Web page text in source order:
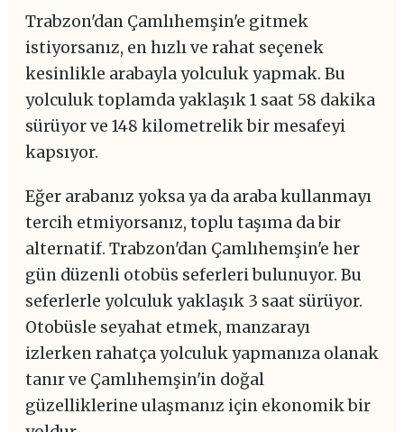
Trabzon'dan Çamlıhemşin'e gitmek
istiyorsanız, en hızlı ve rahat seçenek
kesinlikle arabayla yolculuk yapmak. Bu
yolculuk toplamda yaklaşık 1 saat 58 dakika
sürüyor ve 148 kilometrelik bir mesafeyi
kapsıyor.
Eğer arabanız yoksa ya da araba kullanmayı
tercih etmiyorsanız, toplu taşıma da bir
alternatif. Trabzon'dan Çamlıhemşin'e her
gün düzenli otobüs seferleri bulunuyor. Bu
seferlerle yolculuk yaklaşık 3 saat sürüyor.
Otobüsle seyahat etmek, manzarayı
izlerken rahatça yolculuk yapmanıza olanak
tanır ve Çamlıhemşin'in doğal
güzelliklerine ulaşmanız için ekonomik bir